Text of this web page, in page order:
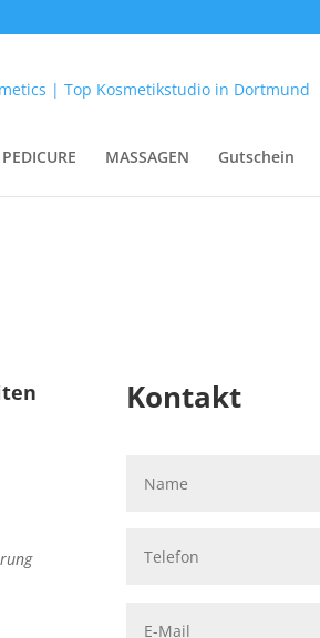
PEDICURE MASSAGEN Gutschein
Kontakt